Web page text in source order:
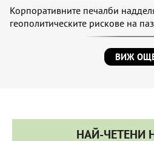
Корпоративните печалби
геополитическите рискове на
ВИЖ
НАЙ-ЧЕТЕНИ